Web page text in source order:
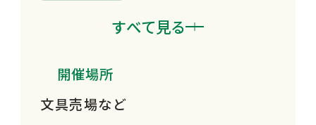
東急プラザ戸塚店
キュービックプラザ新横浜店
センター南駅店
すべて見る
開催場所
文具売場など